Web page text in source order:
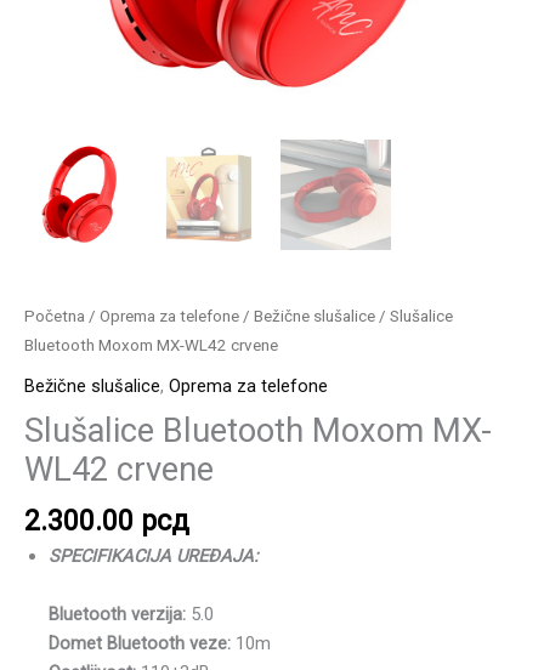
Početna / Oprema za telefone / Bežične slušalice / Slušalice
Bluetooth Moxom MX-WL42 crvene
Bežične slušalice, Oprema za telefone
Slušalice Bluetooth Moxom MX-
WL42 crvene
2.300.00 рсд
SPECIFIKACIJA UREĐAJA:
Bluetooth verzija: 5.0
Domet Bluetooth veze: 10m